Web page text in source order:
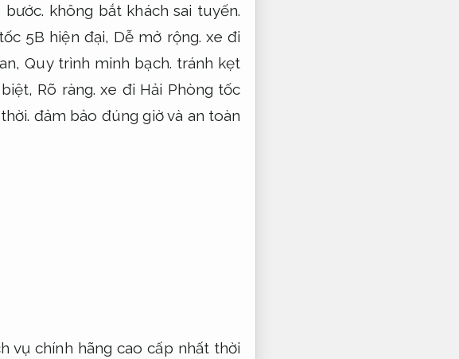
bước. không bắt khách sai tuyến.
5B hiện đại, Dễ mở rộng. xe đi
Quy trình minh bạch. tránh kẹt
Rõ ràng. xe đi Hải Phòng tốc
đảm bảo đúng giờ và an toàn
vụ chính hãng cao cấp nhất thời